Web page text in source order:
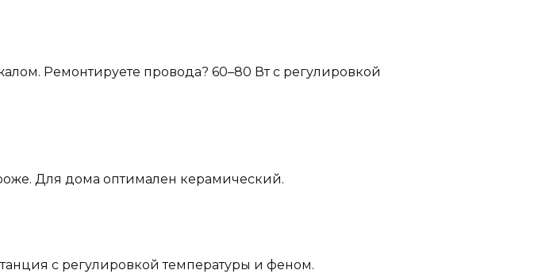
Ремонтируете провода? 60–80 Вт с регулировкой
Для дома оптимален керамический.
с регулировкой температуры и феном.